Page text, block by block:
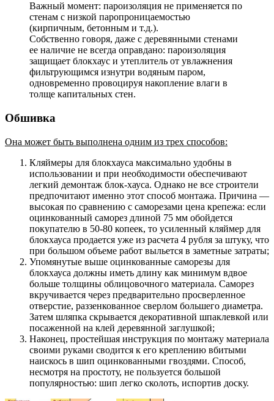
Важный момент: пароизоляция не применяется по
стенам с низкой паропроницаемостью
(кирпичным, бетонным и т.д.).
Собственно говоря, даже с деревянными стенами
ее наличие не всегда оправдано: пароизоляция
защищает блокхаус и утеплитель от увлажнения
фильтрующимся изнутри водяным паром,
одновременно провоцируя накопление влаги в
толще капитальных стен.
Обшивка
Она может быть выполнена одним из трех способов:
Кляймеры для блокхауса максимально удобны в
использовании и при необходимости обеспечивают
легкий демонтаж блок-хауса. Однако не все строители
предпочитают именно этот способ монтажа. Причина —
высокая по сравнению с саморезами цена крепежа: если
оцинкованный саморез длиной 75 мм обойдется
покупателю в 50-80 копеек, то усиленный кляймер для
блокхауса продается уже из расчета 4 рубля за штуку, что
при большом объеме работ выльется в заметные затраты;
Упомянутые выше оцинкованные саморезы для
блокхауса должны иметь длину как минимум вдвое
больше толщины облицовочного материала. Саморез
вкручивается через предварительно просверленное
отверстие, раззенкованное сверлом большего диаметра.
Затем шляпка скрывается декоративной шпаклевкой или
посаженной на клей деревянной заглушкой;
Наконец, простейшая инструкция по монтажу материала
своими руками сводится к его креплению вбитыми
наискось в шип оцинкованными гвоздями. Способ,
несмотря на простоту, не пользуется большой
популярностью: шип легко сколоть, испортив доску.